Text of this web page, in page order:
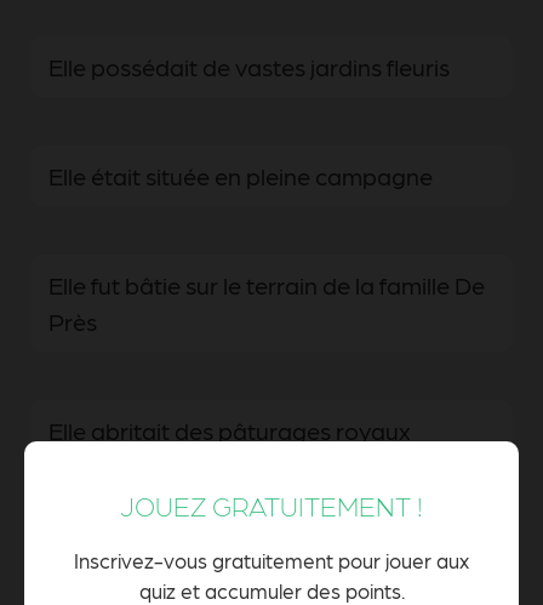
Elle possédait de vastes jardins fleuris
Elle était située en pleine campagne
Elle fut bâtie sur le terrain de la famille De
Près
Elle abritait des pâturages royaux
POINTS CUMULÉS :0 Pts
JOUEZ GRATUITEMENT !
Inscrivez-vous gratuitement pour jouer aux
quiz et accumuler des points.